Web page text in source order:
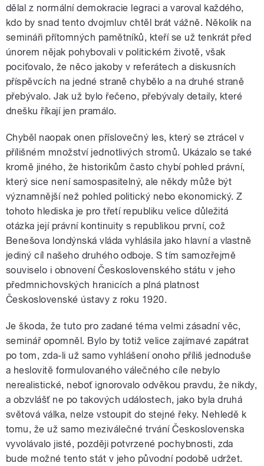
dělal z normální demokracie legraci a varoval každého,
kdo by snad tento dvojmluv chtěl brát vážně. Několik na
semináři přítomných pamětníků, kteří se už tenkrát před
únorem nějak pohybovali v politickém životě, však
pociťovalo, že něco jakoby v referátech a diskusních
příspěvcích na jedné straně chybělo a na druhé straně
přebývalo. Jak už bylo řečeno, přebývaly detaily, které
dnešku říkají jen pramálo.
Chyběl naopak onen příslovečný les, který se ztrácel v
přílišném množství jednotlivých stromů. Ukázalo se také
kromě jiného, že historikům často chybí pohled právní,
který sice není samospasitelný, ale někdy může být
významnější než pohled politický nebo ekonomický. Z
tohoto hlediska je pro třetí republiku velice důležitá
otázka její právní kontinuity s republikou první, což
Benešova londýnská vláda vyhlásila jako hlavní a vlastně
jediný cíl našeho druhého odboje. S tím samozřejmě
souviselo i obnovení Československého státu v jeho
předmnichovských hranicích a plná platnost
Československé ústavy z roku 1920.
Je škoda, že tuto pro zadané téma velmi zásadní věc,
seminář opomněl. Bylo by totiž velice zajímavé zapátrat
po tom, zda-li už samo vyhlášení onoho příliš jednoduše
a heslovitě formulovaného válečného cíle nebylo
nerealistické, neboť ignorovalo odvěkou pravdu, že nikdy,
a obzvlášť ne po takových událostech, jako byla druhá
světová válka, nelze vstoupit do stejné řeky. Nehledě k
tomu, že už samo meziválečné trvání Československa
vyvolávalo jisté, později potvrzené pochybnosti, zda
bude možné tento stát v jeho původní podobě udržet.